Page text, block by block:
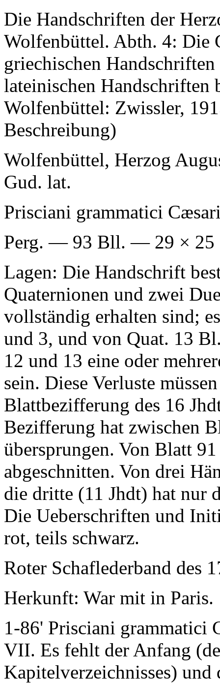
Die Handschriften der
Wolfenbüttel. Abth. 4: Die
griechischen
lateinischen Handschriften
Wolfenbüttel: Zwissler,
Beschreibung)
Wolfenbüttel, Herzog
Gud. lat.
Prisciani grammatici
Perg. — 93 Bll. — 29 × 25
Lagen: Die Handschrift
Quaternionen und zwei
vollständig erhalten sind;
und 3, und von Quat. 13
12 und 13 eine oder
sein. Diese Verluste
Blattbezifferung des 16
Bezifferung hat zwischen
übersprungen. Von Blatt
abgeschnitten. Von drei
die dritte (11 Jhdt) hat nur
Die Ueberschriften und
rot, teils schwarz.
Roter Schaflederband des
Herkunft: War mit in Paris.
1-86' Prisciani grammatici
VII. Es fehlt der Anfang
Kapitelverzeichnisses)